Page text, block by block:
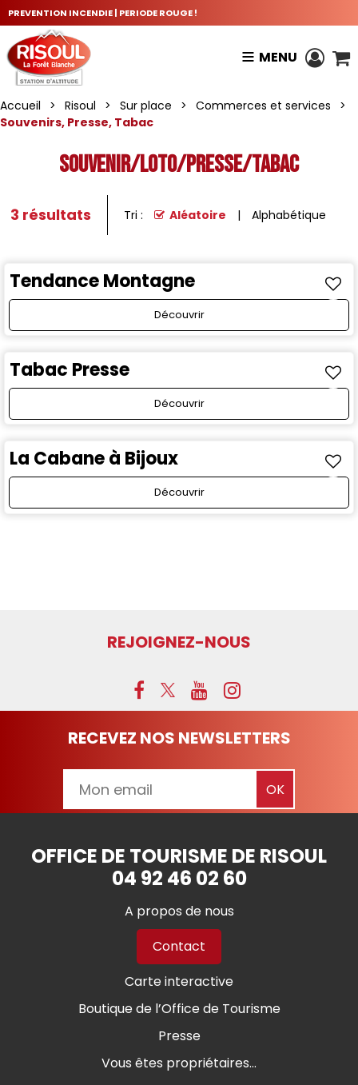
PREVENTION INCENDIE | PERIODE ROUGE !
MENU
Accueil > Risoul > Sur place > Commerces et services
>
Souvenirs, Presse, Tabac
Souvenir/loto/presse/tabac
3 résultats Tri : Aléatoire Alphabétique
Tendance Montagne
Découvrir
Tabac Presse
Découvrir
La Cabane à Bijoux
Découvrir
REJOIGNEZ-NOUS
RECEVEZ NOS NEWSLETTERS
OFFICE DE TOURISME DE RISOUL
04 92 46 02 60
A propos de nous
Contact
Carte interactive
Boutique de l’Office de Tourisme
Presse
Vous êtes propriétaires...